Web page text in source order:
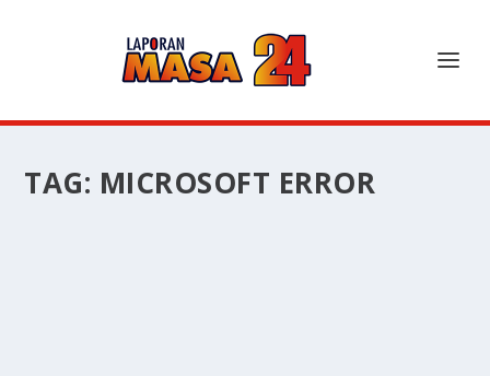
TAG: MICROSOFT ERROR